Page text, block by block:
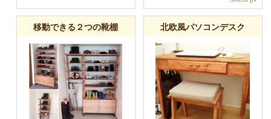
移動できる２つの靴棚 北欧風パソコンデスク